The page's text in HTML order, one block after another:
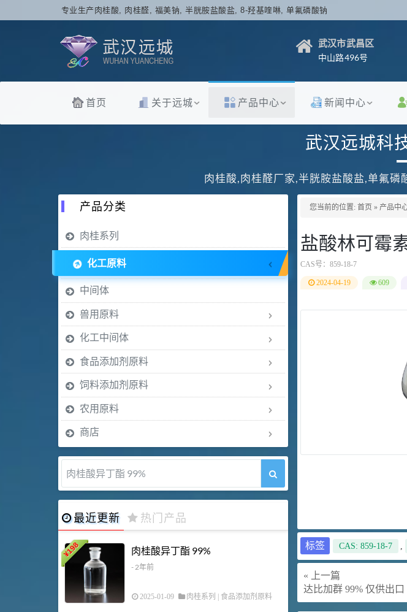
专业生产肉桂酸, 肉桂醛, 福美钠, 半胱胺盐酸盐, 8-羟基喹啉, 单氟磷酸钠
武汉市武昌区
中山路496号
首页 关于远城 产品中心 新闻中心
武汉远城科
肉桂酸,肉桂醛厂家,半胱胺盐酸盐,单氟
您当前的位置: 首页 » 产品中
盐酸林可霉
CAS号： 859-18-7
2024-04-19 609
标签 CAS: 859-18-7 ,
« 上一篇
达比加群 99% 仅供出口
产品分类
肉桂系列
化工原料
中间体
兽用原料
化工中间体
食品添加剂原料
饲料添加剂原料
农用原料
商店
肉桂酸异丁酯 99%
最近更新 热门产品
¥
198 肉桂酸异丁酯 99%
- 2年前
2025-01-09 肉桂系列 食品添加剂原料
1 胍基乙